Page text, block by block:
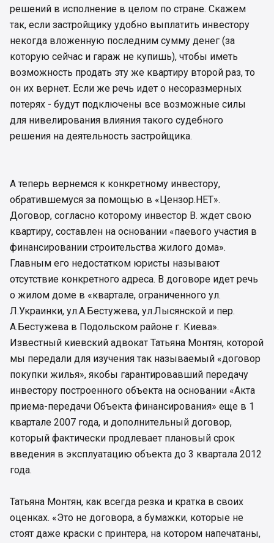
решений в исполнение в целом по стране. Скажем
так, если застройщику удобно выплатить инвестору
некогда вложенную последним сумму денег (за
которую сейчас и гараж не купишь), чтобы иметь
возможность продать эту же квартиру второй раз, то
он их вернет. Если же речь идет о несоразмерных
потерях - будут подключены все возможные силы
для нивелирования влияния такого судебного
решения на деятельность застройщика.
А теперь вернемся к конкретному инвестору,
обратившемуся за помощью в «Цензор.НЕТ».
Договор, согласно которому инвестор В. ждет свою
квартиру, составлен на основании «паевого участия в
финансировании строительства жилого дома».
Главным его недостатком юристы называют
отсутствие конкретного адреса. В договоре идет речь
о жилом доме в «квартале, ограниченного ул.
Л.Украинки, ул.А.Бестужева, ул.Лысянской и пер.
А.Бестужева в Подольском районе г. Киева».
Известный киевский адвокат Татьяна Монтян, которой
мы передали для изучения так называемый «договор
покупки жилья», якобы гарантировавший передачу
инвестору построенного объекта на основании «Акта
приема-передачи Объекта финансирования» еще в 1
квартале 2007 года, и дополнительный договор,
который фактически продлевает плановый срок
введения в эксплуатацию объекта до 3 квартала 2012
года.
Татьяна Монтян, как всегда резка и кратка в своих
оценках. «Это не договора, а бумажки, которые не
стоят даже краски с принтера, на котором напечатаны,